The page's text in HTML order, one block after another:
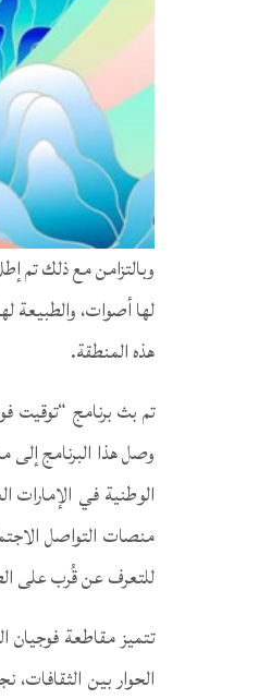
وبالتزامن مع ذلك تم
لها أصوات، والطبيعة
هذه المنطقة.
تم بث برنامج “توقيت
منصات التواصل
للتعرف عن قُرب على
تتميز مقاطعة فوجيان
الحوار بين